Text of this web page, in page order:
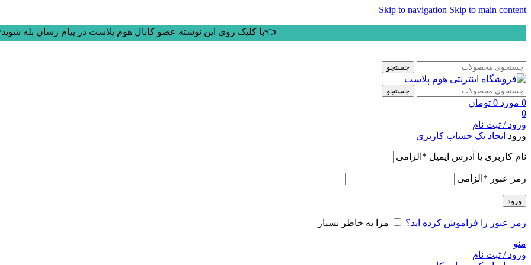
Skip to navigation Skip to main content
👈با کلیک روی این نوشته عضو کانال هوم پلاست در پیام رسان بله
جستجو
جستجو
0 مورد 0 تومان
0
ورود / ثبت نام
ورود ایجاد یک حساب کاربری
نام کاربری یا آدرس ایمیل * الزامی
رمز عبور * الزامی
ورود
رمز عبور را فراموش کرده اید؟ مرا به خاطر بسپار
منو
ورود / ثبت نام